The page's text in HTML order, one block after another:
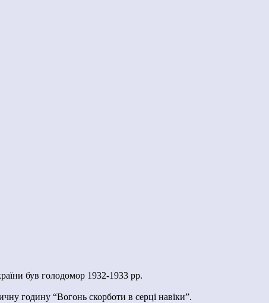
був голодомор 1932-1933 рр.
годину “Вогонь скорботи в серці навіки”.